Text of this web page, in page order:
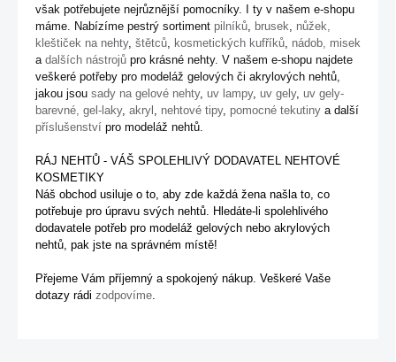
však potřebujete nejrůznější pomocníky. I ty v našem e-shopu
máme. Nabízíme pestrý sortiment pilníků brusek
nůžek,
kleštiček na nehty, štětců kosmetických kufříků nádob, misek
a dalších nástrojů pro krásné nehty. V našem e-shopu najdete
veškeré potřeby pro modeláž gelových či akrylových nehtů,
jakou jsou sady na gelové nehty, uv lampy, uv gely, uv gely-
barevné, gel-laky, akryl nehtové tipy, pomocné tekutiny a další
příslušenství pro modeláž nehtů.
RÁJ NEHTŮ - VÁŠ SPOLEHLIVÝ DODAVATEL NEHTOVÉ
KOSMETIKY
Náš obchod usiluje o to, aby zde každá žena našla to, co
potřebuje pro úpravu svých nehtů. Hledáte-li spolehlivého
dodavatele potřeb pro modeláž gelových nebo akrylových
nehtů, pak jste na správném místě!
Přejeme Vám příjemný a spokojený nákup. Veškeré Vaše
dotazy rádi zodpovíme